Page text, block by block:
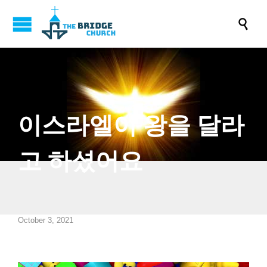

이스라엘이 왕을 달라
고 하셨어요
October 3, 2021